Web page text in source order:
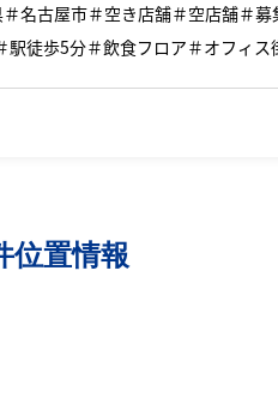
名古屋市＃空き店舗＃空店舗＃
徒歩5分＃飲食フロア＃オフィス
位置情報